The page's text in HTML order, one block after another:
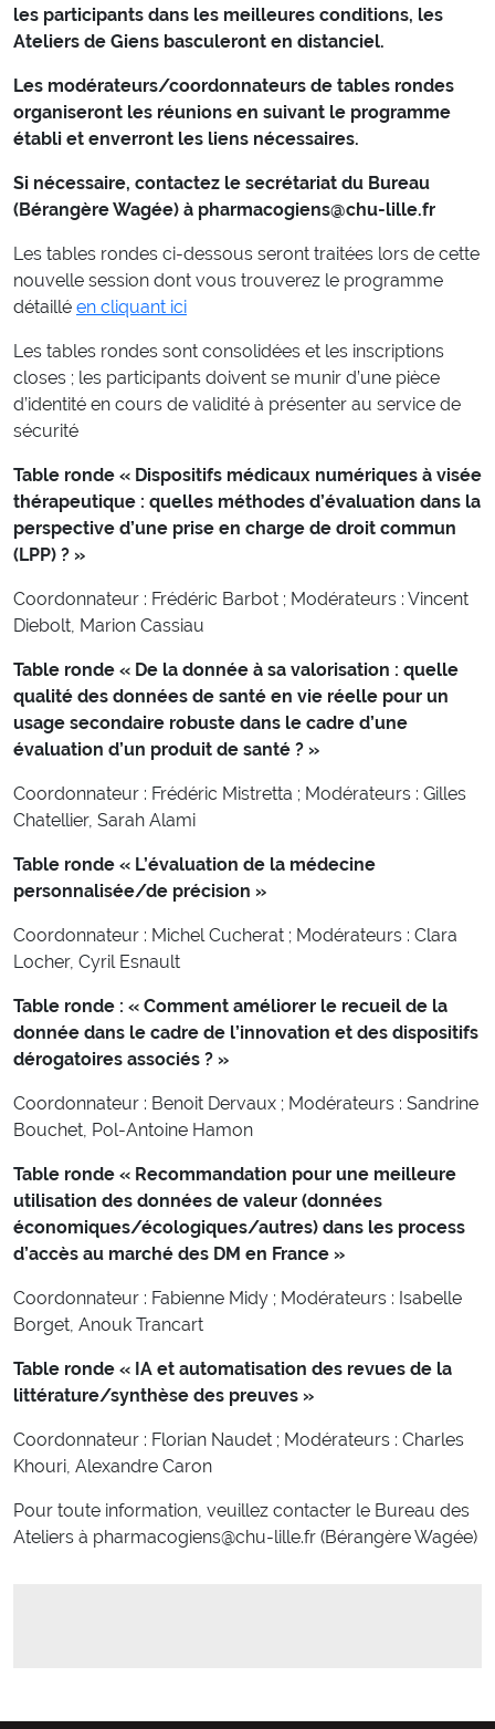
les participants dans les meilleures conditions, les
Ateliers de Giens basculeront en distanciel.
Les modérateurs/coordonnateurs de tables rondes
organiseront les réunions en suivant le programme
établi et enverront les liens nécessaires.
Si nécessaire, contactez le secrétariat du Bureau
(Bérangère Wagée) à pharmacogiens@chu-lille.fr
Les tables rondes ci-dessous seront traitées lors de cette
nouvelle session dont vous trouverez le programme
détaillé en cliquant ici
Les tables rondes sont consolidées et les inscriptions
closes ; les participants doivent se munir d’une pièce
d’identité en cours de validité à présenter au service de
sécurité
Table ronde « Dispositifs médicaux numériques à visée
thérapeutique : quelles méthodes d’évaluation dans la
perspective d’une prise en charge de droit commun
(LPP) ? »
Coordonnateur : Frédéric Barbot ; Modérateurs : Vincent
Diebolt, Marion Cassiau
Table ronde « De la donnée à sa valorisation : quelle
qualité des données de santé en vie réelle pour un
usage secondaire robuste dans le cadre d’une
évaluation d’un produit de santé ? »
Coordonnateur : Frédéric Mistretta ; Modérateurs : Gilles
Chatellier, Sarah Alami
Table ronde « L’évaluation de la médecine
personnalisée/de précision »
Coordonnateur : Michel Cucherat ; Modérateurs : Clara
Locher, Cyril Esnault
Table ronde : « Comment améliorer le recueil de la
donnée dans le cadre de l’innovation et des dispositifs
dérogatoires associés ? »
Coordonnateur : Benoit Dervaux ; Modérateurs : Sandrine
Bouchet, Pol-Antoine Hamon
Table ronde « Recommandation pour une meilleure
utilisation des données de valeur (données
économiques/écologiques/autres) dans les process
d’accès au marché des DM en France »
Coordonnateur : Fabienne Midy ; Modérateurs : Isabelle
Borget, Anouk Trancart
Table ronde « IA et automatisation des revues de la
littérature/synthèse des preuves »
Coordonnateur : Florian Naudet ; Modérateurs : Charles
Khouri, Alexandre Caron
Pour toute information, veuillez contacter le Bureau des
Ateliers à pharmacogiens@chu-lille.fr (Bérangère Wagée)